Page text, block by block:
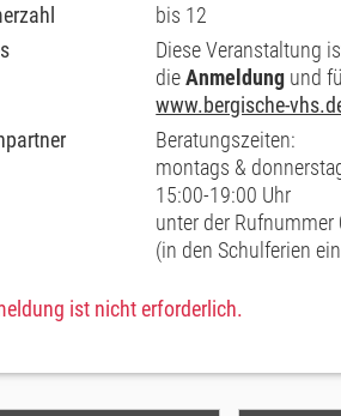
bis 12
Diese Veranstaltung
dieAnmeldung und
www.bergische-
Beratungszeiten:
montags &
15:00-19:00 Uhr
unter der
(in den Schulferien
ist nicht erforderlich.